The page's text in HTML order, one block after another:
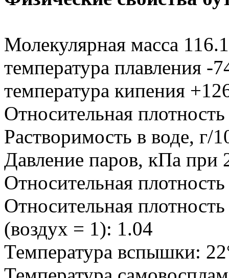
Молекулярная масса
температура плавления -
температура кипения
Относительная
Растворимость в воде, г/
Давление паров, кПа при
Относительная
Относительная
(воздух = 1): 1.04
Температура вспышки: